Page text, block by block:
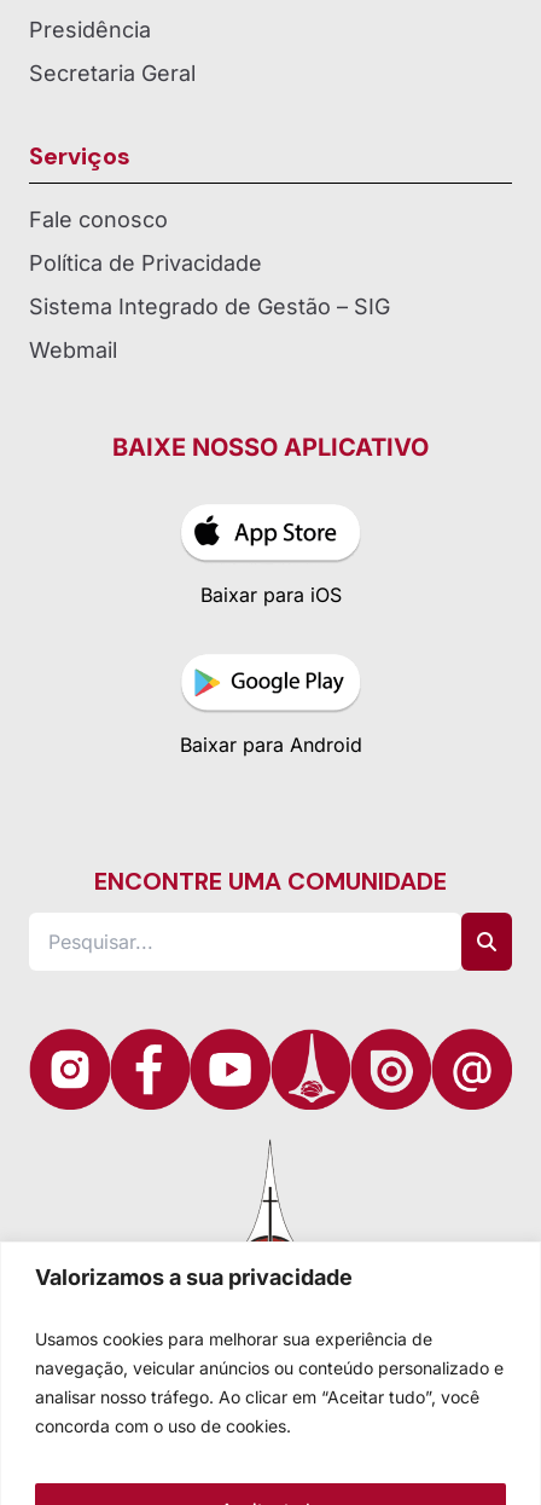
Valorizamos a sua privacidade
Usamos cookies para melhorar sua experiência de
navegação, veicular anúncios ou conteúdo personalizado e
analisar nosso tráfego. Ao clicar em “Aceitar tudo”, você
concorda com o uso de cookies.
Presidência
Secretaria Geral
Serviços
Fale conosco
Política de Privacidade
Sistema Integrado de Gestão – SIG
Webmail
BAIXE NOSSO APLICATIVO
Baixar para iOS
Baixar para Android
ENCONTRE UMA COMUNIDADE
Igreja Evangélica de Confissão Luterana no Brasil
Sede nacional: Rua Senhor dos Passos, 202/4º andar Centro -